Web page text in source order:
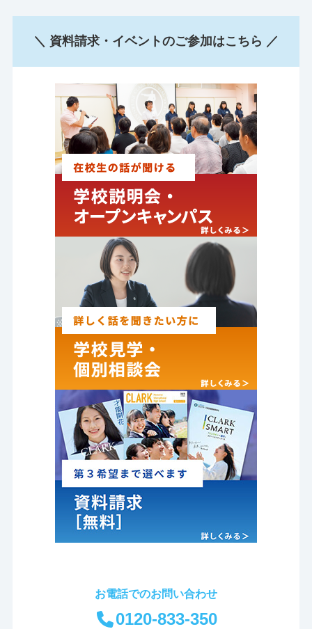
＼ 資料請求・イベントのご参加はこちら ／
お電話でのお問い合わせ
0120-833-350